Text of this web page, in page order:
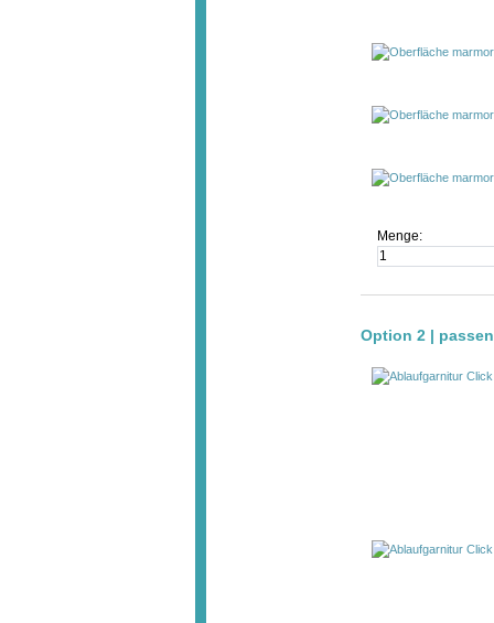
Menge:
Option 2 |